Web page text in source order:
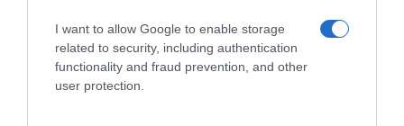
I want to allow Google to enable storage
related to security, including authentication
functionality and fraud prevention, and other
user protection.